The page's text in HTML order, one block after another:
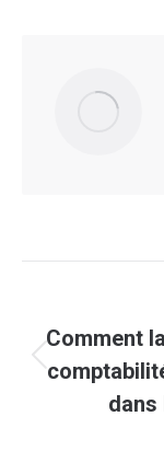
article
Comment
dans